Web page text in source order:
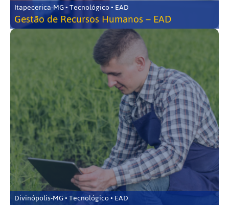
Itapecerica-MG • Tecnológico • EAD
Gestão de Recursos Humanos – EAD
Divinópolis-MG • Tecnológico • EAD